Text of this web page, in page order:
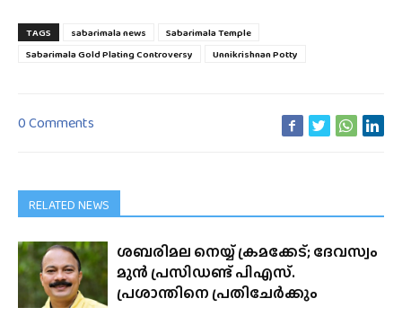
TAGS sabarimala news
Sabarimala Temple
Sabarimala Gold Plating Controversy
Unnikrishnan Potty
0 Comments
RELATED NEWS
ശബരിമല നെയ്യ് ക്രമക്കേട്; ദേവസ്വം
മുൻ പ്രസിഡണ്ട് പിഎസ്.
പ്രശാന്തിനെ പ്രതിചേർക്കും